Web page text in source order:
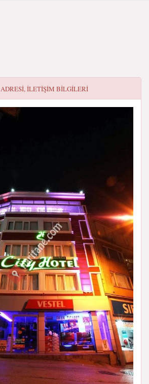
ADRESI, ILETIŞIM BILGILERI